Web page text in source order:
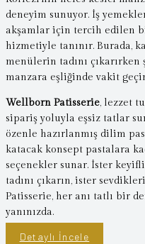
deneyim sunuyor. İş
akşamlar için tercih edilen
hizmetiyle tanınır. Burada,
menülerin tadını çıkarırken
manzara eşliğinde vakit
Wellborn Patisserie, lezzet
sipariş yoluyla eşsiz tatlar
özenle hazırlanmış dilim
katacak konsept pastalara
seçenekler sunar. İster
tadını çıkarın, ister
Patisserie, her anı tatlı bir
yanınızda.
Detaylı İncele